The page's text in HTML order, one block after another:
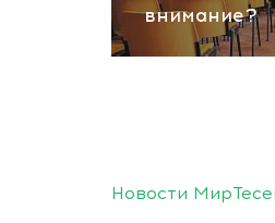
внимание?
Новости